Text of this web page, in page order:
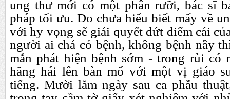
ung thư mới có một phân rưỡi, bác sĩ
pháp tối ưu. Do chưa hiểu biết mấy về
với hy vọng sẽ giải quyết dứt điểm cái
người ai chả có bệnh, không bệnh nầy
mắn phát hiện bệnh sớm - trong rủi có
hăng hái lên bàn mổ với một vị giáo
tiếng. Mười lăm ngày sau ca phẫu